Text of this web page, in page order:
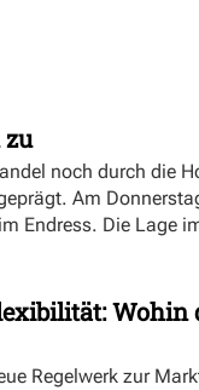
zu
noch durch die
Am
Endress. Die Lage
Wohin
Regelwerk zur